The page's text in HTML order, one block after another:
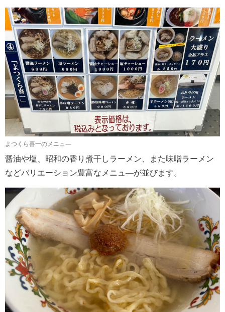
よつくら喜一のメニュ―
醤油や塩、昭和の香り煮干しラーメン、また味噌ラーメン
などバリエーション豊富なメニュ―が並びます。